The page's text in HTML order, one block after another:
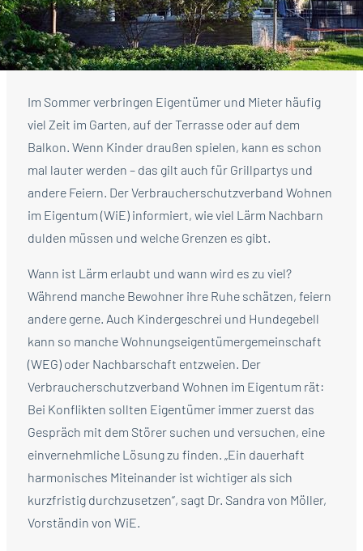
Im Sommer verbringen Eigentümer und Mieter häufig
viel Zeit im Garten, auf der Terrasse oder auf dem
Balkon. Wenn Kinder draußen spielen, kann es schon
mal lauter werden – das gilt auch für Grillpartys und
andere Feiern. Der Verbraucherschutzverband Wohnen
im Eigentum (WiE) informiert, wie viel Lärm Nachbarn
dulden müssen und welche Grenzen es gibt.
Wann ist Lärm erlaubt und wann wird es zu viel?
Während manche Bewohner ihre Ruhe schätzen, feiern
andere gerne. Auch Kindergeschrei und Hundegebell
kann so manche Wohnungseigentümergemeinschaft
(WEG) oder Nachbarschaft entzweien. Der
Verbraucherschutzverband Wohnen im Eigentum rät:
Bei Konflikten sollten Eigentümer immer zuerst das
Gespräch mit dem Störer suchen und versuchen, eine
einvernehmliche Lösung zu finden. „Ein dauerhaft
harmonisches Miteinander ist wichtiger als sich
kurzfristig durchzusetzen“, sagt Dr. Sandra von Möller,
Vorständin von WiE.